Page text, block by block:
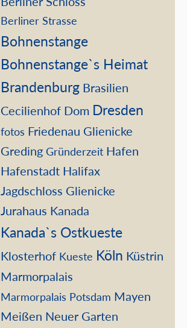
Berliner Strasse
Bohnenstange
Bohnenstange`s Heimat
Brandenburg Brasilien
Cecilienhof Dom Dresden
fotos Friedenau Glienicke
Greding Gründerzeit Hafen
Hafenstadt Halifax
Jagdschloss Glienicke
Jurahaus Kanada
Kanada`s Ostkueste
Klosterhof Kueste Köln Küstrin
Marmorpalais
Marmorpalais Potsdam Mayen
Meißen Neuer Garten